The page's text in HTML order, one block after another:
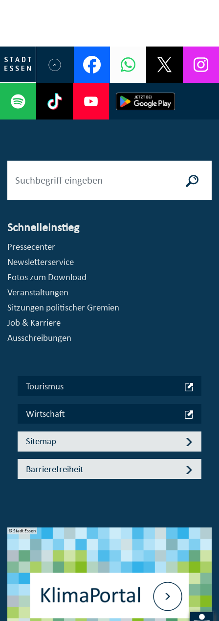
Schnelleinstieg
Pressecenter
Newsletterservice
Fotos zum Download
Veranstaltungen
Sitzungen politischer Gremien
Job & Karriere
Ausschreibungen
Tourismus
Wirtschaft
Sitemap
Barrierefreiheit
© Stadt Essen